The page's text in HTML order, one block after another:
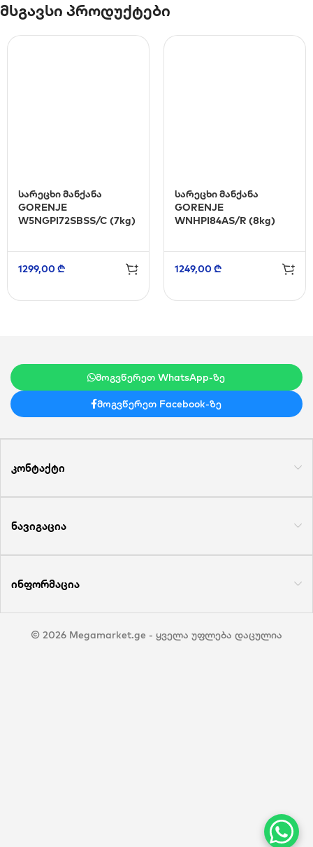
მსგავსი პროდუქტები
სარეცხი მანქანა
GORENJE
W5NGPI72SBSS/C (7kg)
1299,00₾
სარეცხი მანქანა
GORENJE
WNHPI84AS/R (8kg)
1249,00₾
მოგვწერეთ WhatsApp-ზე
მოგვწერეთ Facebook-ზე
კონტაქტი
ნავიგაცია
ინფორმაცია
© 2026 Megamarket.ge - ყველა უფლება დაცულია